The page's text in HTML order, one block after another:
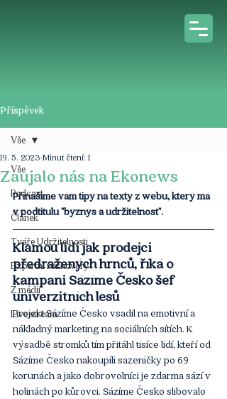
Příspěvek
Vše
Podcast
Článek
Tváře Udržitelnosti
Expertní rozhovory
Z médií
Live stream
Vše
Zaujalo nás na Ekonews
19. 5. 2023 Minut čtení: 1
Přinášíme vám tipy na texty z webu, který má
v podtitulu "byznys a udržitelnost".
Klamou lidi jak prodejci
předražených hrnců, říká o
kampani Sázíme Česko šéf
univerzitních lesů
Projekt Sázíme Česko vsadil na emotivní a
nákladný marketing na sociálních sítích. K
výsadbě stromků tím přitáhl tisíce lidí, kteří od
Sázíme Česko nakoupili sazeničky po 69
korunách a jako dobrovolníci je zdarma sází v
holinách po kůrovci. Sázíme Česko slibovalo